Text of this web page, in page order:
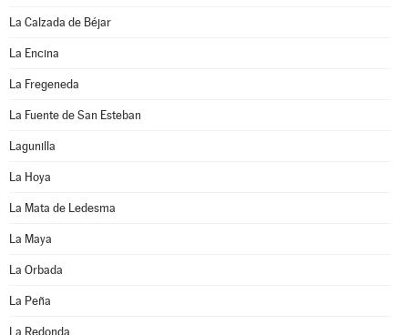
La Calzada de Béjar
La Encina
La Fregeneda
La Fuente de San Esteban
Lagunilla
La Hoya
La Mata de Ledesma
La Maya
La Orbada
La Peña
La Redonda